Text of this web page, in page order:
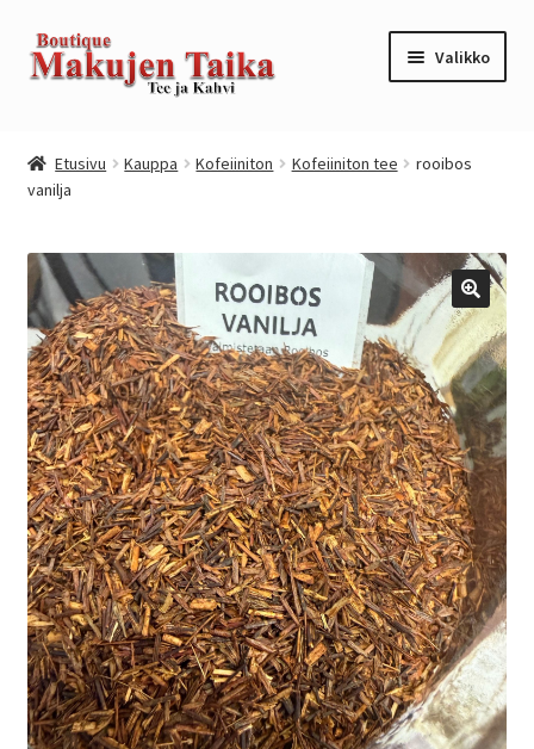
Siirry
navigointiin
Siirry
sisältöön
Valikko
Kanta-asiakkuusohjelma / loyalty program
Kassa
Kauppa
Oma tili
Ostoskori
Tilaus- ja sopimusehdot
Yrityksille
Etusivu Kauppa Kofeiiniton Kofeiiniton tee
rooibos
vanilja